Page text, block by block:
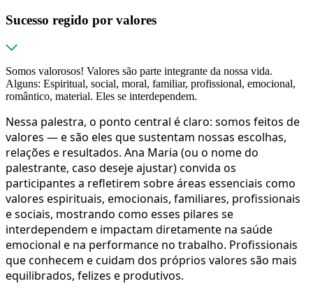
Sucesso regido por valores
Somos valorosos! Valores são parte integrante da nossa vida.
Alguns: Espiritual, social, moral, familiar, profissional, emocional,
romântico, material. Eles se interdependem.
Nessa palestra, o ponto central é claro: somos feitos de
valores — e são eles que sustentam nossas escolhas,
relações e resultados. Ana Maria (ou o nome do
palestrante, caso deseje ajustar) convida os
participantes a refletirem sobre áreas essenciais como
valores espirituais, emocionais, familiares, profissionais
e sociais, mostrando como esses pilares se
interdependem e impactam diretamente na saúde
emocional e na performance no trabalho. Profissionais
que conhecem e cuidam dos próprios valores são mais
equilibrados, felizes e produtivos.